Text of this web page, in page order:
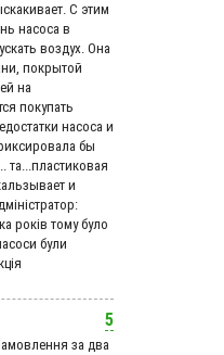
С этим
насоса в
воздух. Она
покрытой
на
покупать
насоса и
бы
та...пластиковая
и
років тому було
були
5
за два